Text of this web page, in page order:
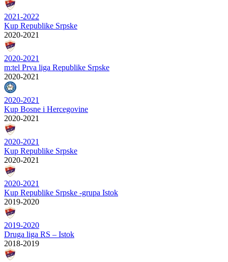
2021-2022
Kup Republike Srpske
2020-2021
2020-2021
m:tel Prva liga Republike Srpske
2020-2021
2020-2021
Kup Bosne i Hercegovine
2020-2021
2020-2021
Kup Republike Srpske
2020-2021
2020-2021
Kup Republike Srpske -grupa Istok
2019-2020
2019-2020
Druga liga RS – Istok
2018-2019